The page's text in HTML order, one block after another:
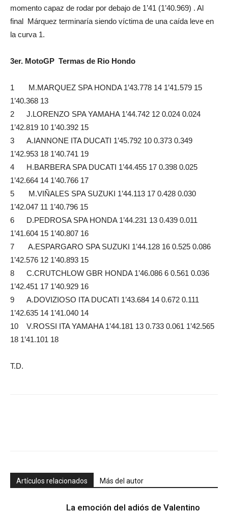
momento capaz de rodar por debajo de 1’41 (1’40.969) . Al
final Márquez terminaría siendo víctima de una caída leve en
la curva 1.
3er. MotoGP Termas de Rio Hondo
1 M.MARQUEZ SPA HONDA 1’43.778 14 1’41.579 15
1’40.368 13
2 J.LORENZO SPA YAMAHA 1’44.742 12 0.024 0.024
1’42.819 10 1’40.392 15
3 A.IANNONE ITA DUCATI 1’45.792 10 0.373 0.349
1’42.953 18 1’40.741 19
4 H.BARBERA SPA DUCATI 1’44.455 17 0.398 0.025
1’42.664 14 1’40.766 17
5 M.VIÑALES SPA SUZUKI 1’44.113 17 0.428 0.030
1’42.047 11 1’40.796 15
6 D.PEDROSA SPA HONDA 1’44.231 13 0.439 0.011
1’41.604 15 1’40.807 16
7 A.ESPARGARO SPA SUZUKI 1’44.128 16 0.525 0.086
1’42.576 12 1’40.893 15
8 C.CRUTCHLOW GBR HONDA 1’46.086 6 0.561 0.036
1’42.451 17 1’40.929 16
9 A.DOVIZIOSO ITA DUCATI 1’43.684 14 0.672 0.111
1’42.635 14 1’41.040 14
10 V.ROSSI ITA YAMAHA 1’44.181 13 0.733 0.061 1’42.565
18 1’41.101 18
T.D.
Artículos relacionados Más del autor
La emoción del adiós de Valentino